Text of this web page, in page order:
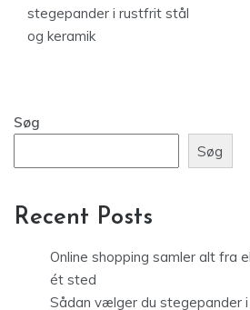
stegepander i rustfrit stål
og keramik
Søg
Søg
Recent Posts
Online shopping samler alt fra
ét sted
Sådan vælger du stegepander